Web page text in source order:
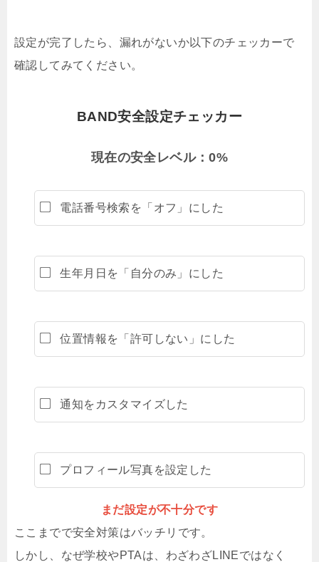
設定が完了したら、漏れがないか以下のチェッカーで
確認してみてください。
BAND安全設定チェッカー
現在の安全レベル：0%
電話番号検索を「オフ」にした
生年月日を「自分のみ」にした
位置情報を「許可しない」にした
通知をカスタマイズした
プロフィール写真を設定した
まだ設定が不十分です
ここまでで安全対策はバッチリです。
しかし、なぜ学校やPTAは、わざわざLINEではなく